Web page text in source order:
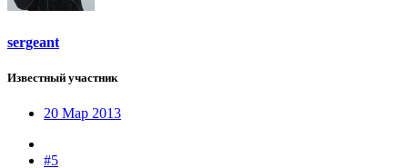
sergeant
Известный участник
20 Мар 2013
#5